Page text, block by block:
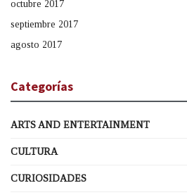
octubre 2017
septiembre 2017
agosto 2017
Categorías
ARTS AND ENTERTAINMENT
CULTURA
CURIOSIDADES